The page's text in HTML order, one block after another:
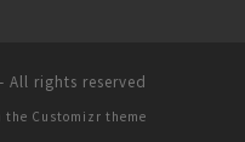
All rights reserved
the Customizr theme